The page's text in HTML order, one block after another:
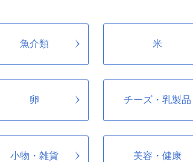
その他市長が特に必要と認めた事業
魚介類 米
卵 チーズ・乳製品
小物・雑貨 美容・健康